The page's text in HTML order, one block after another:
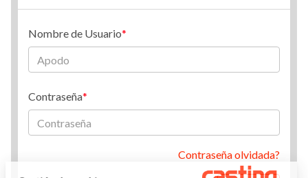
Nombre de Usuario
Contraseña
Contraseña olvidada?